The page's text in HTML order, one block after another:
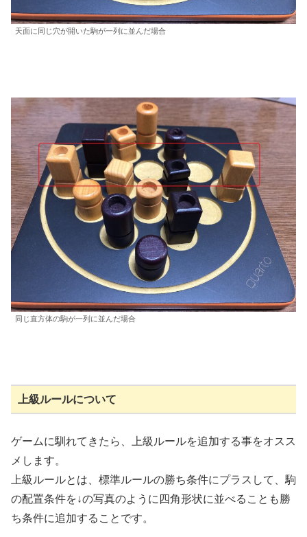
天面に同じ穴が開いた駒が一列に並んだ場合
同じ直方体の駒が一列に並んだ場合
上級ルールについて
ゲームに馴れてきたら、上級ルールを追加する事をオスス
メします。
上級ルールとは、標準ルールの勝ち条件にプラスして、駒
の配置条件を↓の写真のように四角形状に並べることも勝
ち条件に追加することです。